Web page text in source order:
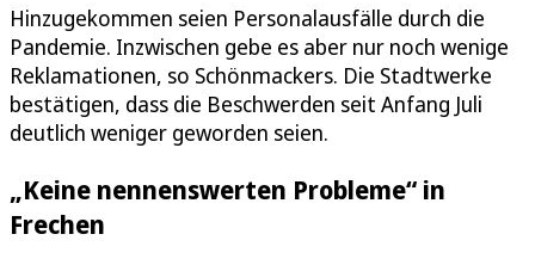
Hinzugekommen seien Personalausfälle durch die
Pandemie. Inzwischen gebe es aber nur noch wenige
Reklamationen, so Schönmackers. Die Stadtwerke
bestätigen, dass die Beschwerden seit Anfang Juli
deutlich weniger geworden seien.
„Keine nennenswerten Probleme“ in
Frechen